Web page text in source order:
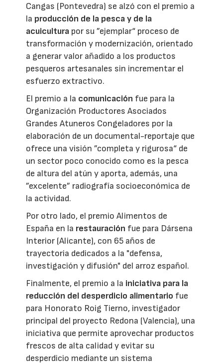
Cangas (Pontevedra) se alzó con el premio a
la producción de la pesca y de la
acuicultura por su ”ejemplar“ proceso de
transformación y modernización, orientado
a generar valor añadido a los productos
pesqueros artesanales sin incrementar el
esfuerzo extractivo.
El premio a la comunicación fue para la
Organización Productores Asociados
Grandes Atuneros Congeladores por la
elaboración de un documental-reportaje que
ofrece una visión ”completa y rigurosa“ de
un sector poco conocido como es la pesca
de altura del atún y aporta, además, una
”excelente” radiografía socioeconómica de
la actividad.
Por otro lado, el premio Alimentos de
España en la restauración fue para Dársena
Interior (Alicante), con 65 años de
trayectoria dedicados a la "defensa,
investigación y difusión" del arroz español.
Finalmente, el premio a la iniciativa para la
reducción del desperdicio alimentario fue
para Honorato Roig Tierno, investigador
principal del proyecto Redona (Valencia), una
iniciativa que permite aprovechar productos
frescos de alta calidad y evitar su
desperdicio mediante un sistema